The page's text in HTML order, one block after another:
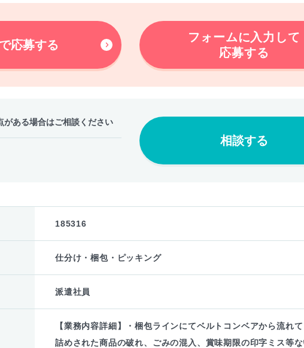
応募する
フォームに入力して
応募する
がある場合はご相談ください
相談する
185316
仕分け・梱包・ピッキング
派遣社員
【業務内容詳細】・梱包ラインにてベルトコンベアから流れ
詰めされた商品の破れ、ごみの混入、賞味期限の印字ミス等